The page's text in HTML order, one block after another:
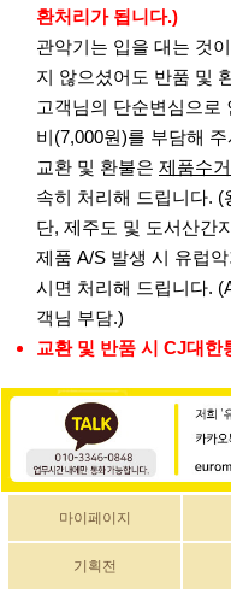
환처리가 됩니다.)
관악기는 입을 대는 것
지 않으셨어도 반품 및
고객님의 단순변심으로
비(7,000원)를 부담해
교환 및 환불은 제품수
속히 처리해 드립니다.
단, 제주도 및 도서산간
제품 A/S 발생 시 유럽
시면 처리해 드립니다.
객님 부담.)
교환 및 반품 시 CJ대한
마이페이지
기획전